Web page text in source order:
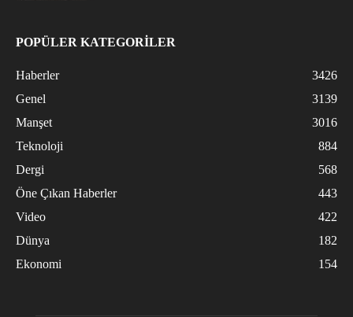
POPÜLER KATEGORİLER
Haberler
3426
Genel
3139
Manşet
3016
Teknoloji
884
Dergi
568
Öne Çıkan Haberler
443
Video
422
Dünya
182
Ekonomi
154